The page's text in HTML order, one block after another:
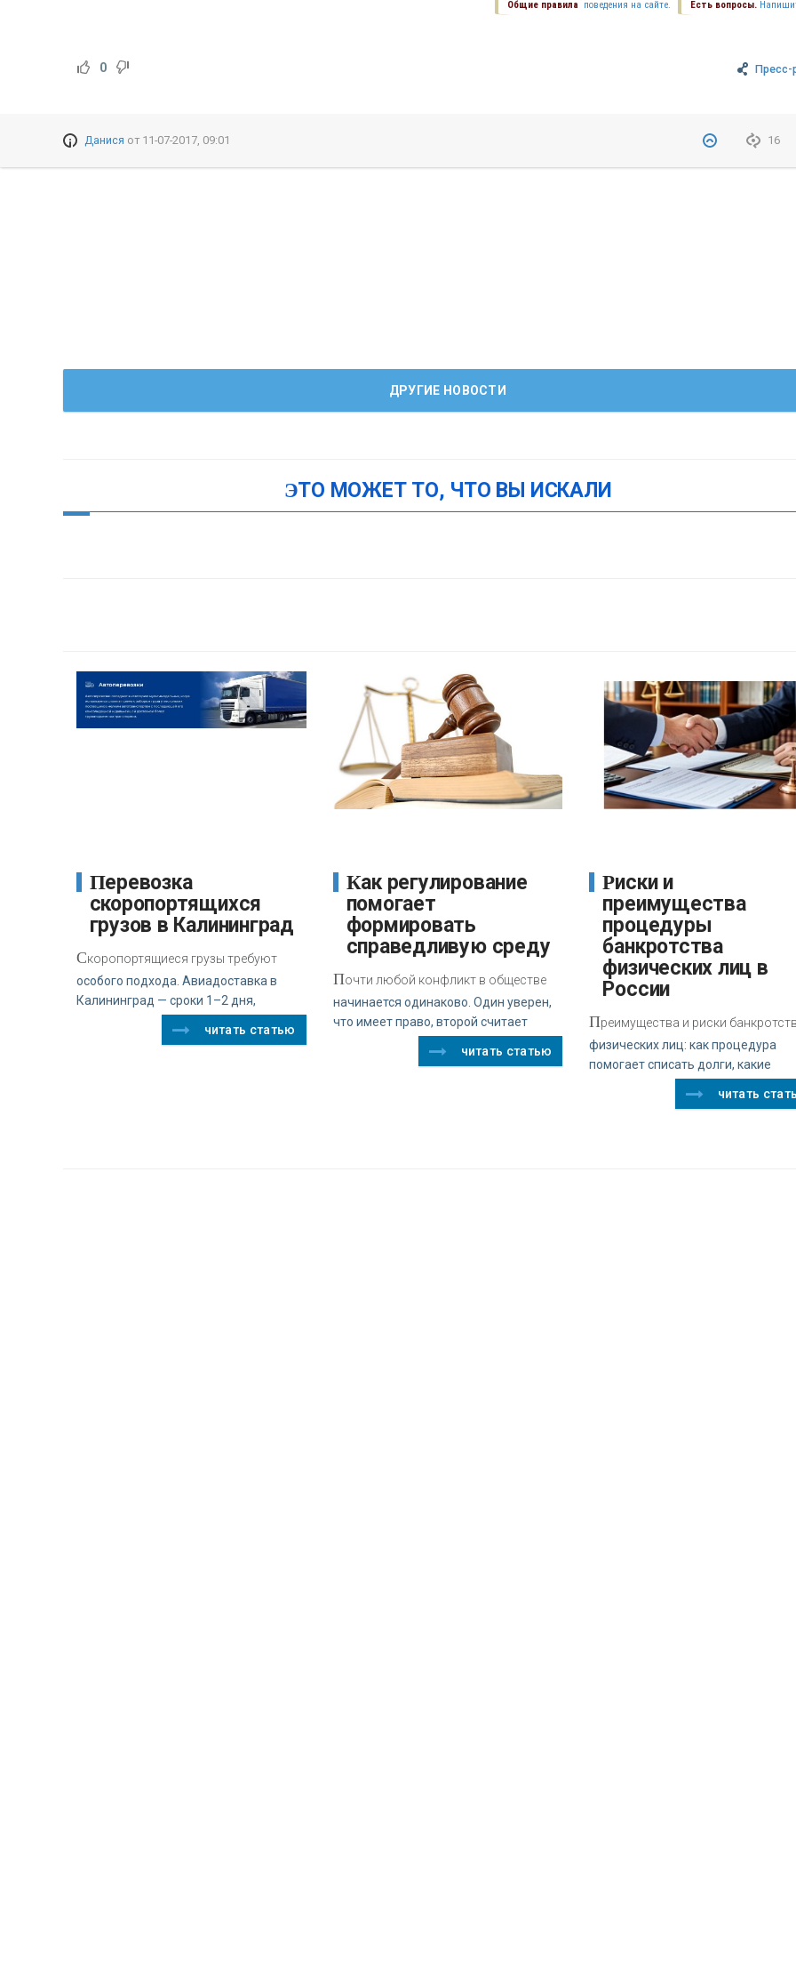
Есть вопросы.
Общие правила поведения на сайте.
Пресс-
0
16
Данися от 11-07-2017, 09:01
ДРУГИЕ НОВОСТИ
ЭТО МОЖЕТ ТО, ЧТО ВЫ ИСКАЛИ
Перевозка
скоропортящихся
грузов в Калининград
Скоропортящиеся грузы требуют
особого подхода. Авиадоставка в
Калининград — сроки 1–2 дня,
читать статью
Как регулирование
помогает
формировать
справедливую среду
Почти любой конфликт в обществе
начинается одинаково. Один уверен,
что имеет право, второй считает
читать статью
Риски и
преимущества
процедуры
банкротства
физических лиц в
России
Преимущества и риски
физических лиц: как процедура
помогает списать долги, какие
читать